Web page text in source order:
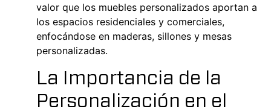
valor que los muebles personalizados aportan a
los espacios residenciales y comerciales,
enfocándose en maderas, sillones y mesas
personalizadas.
La Importancia de la
Personalización en el